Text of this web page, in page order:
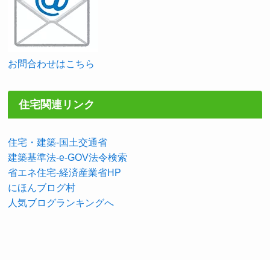
お問合わせはこちら
住宅関連リンク
住宅・建築-国土交通省
建築基準法-e-GOV法令検索
省エネ住宅-経済産業省HP
にほんブログ村
人気ブログランキングへ